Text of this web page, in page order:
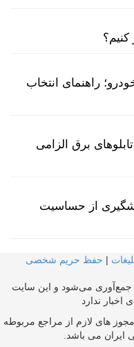
راهنمای انتخاب
برق الزامی
از حساسیت
| حفظ حریم شخصی
جمع‌آوری می‌شود و این سایت
اخبار ندارد
های لازم از مراجع مربوطه
ایران می باشد.